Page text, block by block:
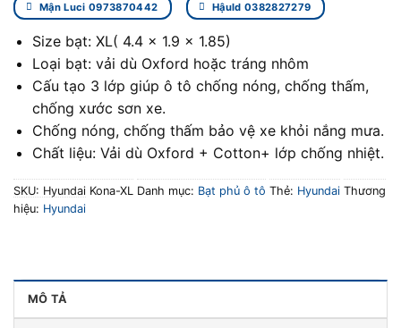
Mận Luci 0973870442 Hậuld 0382827279
Size bạt: XL( 4.4 x 1.9 x 1.85)
Loại bạt: vải dù Oxford hoặc tráng nhôm
Cấu tạo 3 lớp giúp ô tô chống nóng, chống thấm,
chống xước sơn xe.
Chống nóng, chống thấm bảo vệ xe khỏi nắng mưa.
Chất liệu: Vải dù Oxford + Cotton+ lớp chống nhiệt.
SKU: Hyundai Kona-XL Danh mục: Bạt phủ ô tô Thẻ: Hyundai Thương
hiệu: Hyundai
MÔ TẢ